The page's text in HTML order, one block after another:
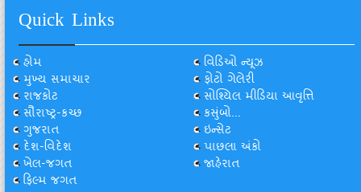
Quick Links
હોમ
મુખ્ય સમાચાર
રાજકોટ
સૌરાષ્ટ્ર-કચ્છ
ગુજરાત
દેશ-વિદેશ
ખેલ-જગત
ફિલ્મ જગત
વિડિઓ ન્યૂઝ
ફોટો ગેલેરી
સોશ્યિલ મીડિયા આવૃત્તિ
કસુંબો...
ઇન્સેટ
પાછલા અંકો
જાહેરાત